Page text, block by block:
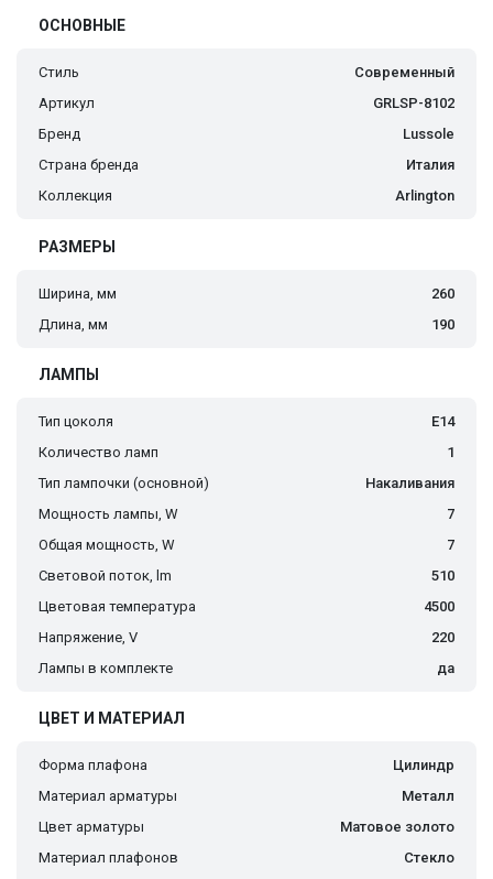
ОСНОВНЫЕ
Стиль
Современный
Артикул
GRLSP-8102
Бренд
Lussole
Страна бренда
Италия
Коллекция
Arlington
РАЗМЕРЫ
Ширина, мм
260
Длина, мм
190
ЛАМПЫ
Тип цоколя
E14
Количество ламп
1
Тип лампочки (основной)
Накаливания
Мощность лампы, W
7
Общая мощность, W
7
Световой поток, lm
510
Цветовая температура
4500
Напряжение, V
220
Лампы в комплекте
да
ЦВЕТ И МАТЕРИАЛ
Форма плафона
Цилиндр
Материал арматуры
Металл
Цвет арматуры
Матовое золото
Материал плафонов
Стекло